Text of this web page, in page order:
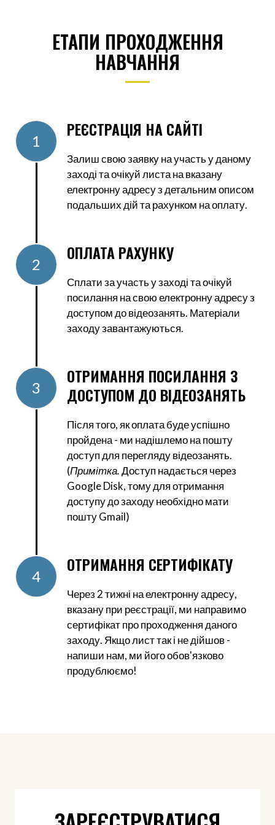
ЕТАПИ ПРОХОДЖЕННЯ
НАВЧАННЯ
1
РЕЄСТРАЦІЯ НА САЙТІ
Залиш свою заявку на участь у даному
заході та очікуй листа на вказану
електронну адресу з детальним описом
подальших дій та рахунком на оплату.
2
ОПЛАТА РАХУНКУ
Сплати за участь у заході та очікуй
посилання на свою електронну адресу з
доступом до відеозанять. Матеріали
заходу завантажуються.
3
ОТРИМАННЯ ПОСИЛАННЯ З
ДОСТУПОМ ДО ВІДЕОЗАНЯТЬ
Після того, як оплата буде успішно
пройдена - ми надішлемо на пошту
доступ для перегляду відеозанять.
(Примітка.Доступ надається через
Google Disk, тому для отримання
доступу до заходу необхідно мати
пошту Gmail)
4
ОТРИМАННЯ СЕРТИФІКАТУ
Через 2 тижні на електронну адресу,
вказану при реєстрації, ми направимо
сертифікат про проходження даного
заходу. Якщо лист так і не дійшов -
напиши нам, ми його обов'язково
продублюємо!